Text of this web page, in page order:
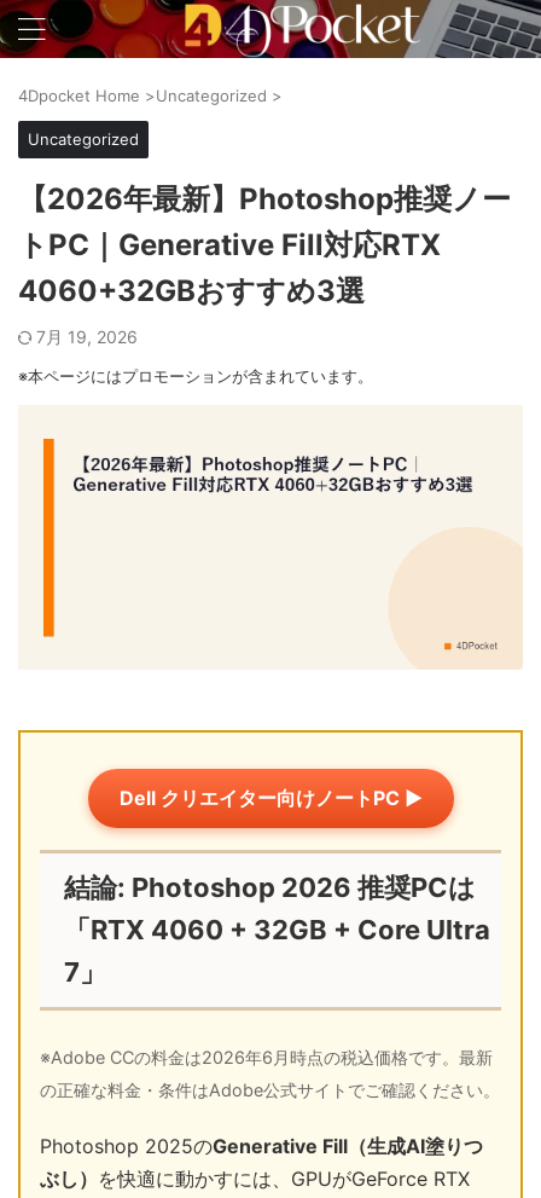
4Dpocket Home >Uncategorized >
Uncategorized
【2026年最新】Photoshop推奨ノー
トPC｜Generative Fill対応RTX
4060+32GBおすすめ3選
7月 19, 2026
※本ページにはプロモーションが含まれています。
Dell クリエイター向けノートPC ▶
結論: Photoshop 2026 推奨PCは
「RTX 4060 + 32GB + Core Ultra
7」
※Adobe CCの料金は2026年6月時点の税込価格です。最新
の正確な料金・条件はAdobe公式サイトでご確認ください。
Photoshop 2025のGenerative Fill（生成AI塗りつ
ぶし） を快適に動かすには、GPUがGeForce RTX